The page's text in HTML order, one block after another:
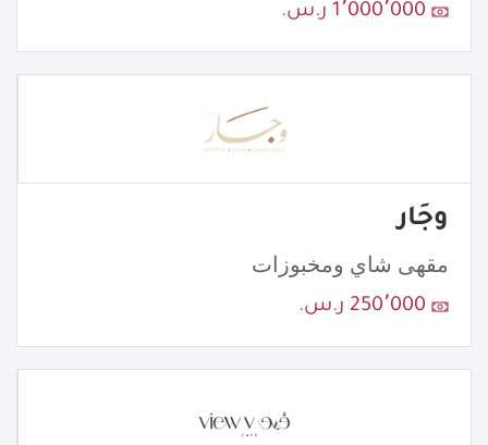
1٬000٬000 ر.س.
وجَار
مقهى شاي ومخبوزات
250٬000 ر.س.